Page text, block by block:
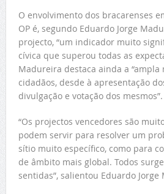
O envolvimento dos bracarenses
OP é, segundo Eduardo Jorge
projecto, “um indicador muito
cívica que superou todas as
Madureira destaca ainda a “ampla
cidadãos, desde à apresentação
divulgação e votação dos mesmos”.
“Os projectos vencedores são
podem servir para resolver um
sítio muito específico, como para
de âmbito mais global. Todos
sentidas”, salientou Eduardo Jorge